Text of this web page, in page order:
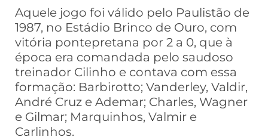
Aquele jogo foi válido pelo Paulistão de
1987, no Estádio Brinco de Ouro, com
vitória pontepretana por 2 a 0, que à
época era comandada pelo saudoso
treinador Cilinho e contava com essa
formação: Barbirotto; Vanderley, Valdir,
André Cruz e Ademar; Charles, Wagner
e Gilmar; Marquinhos, Valmir e
Carlinhos.